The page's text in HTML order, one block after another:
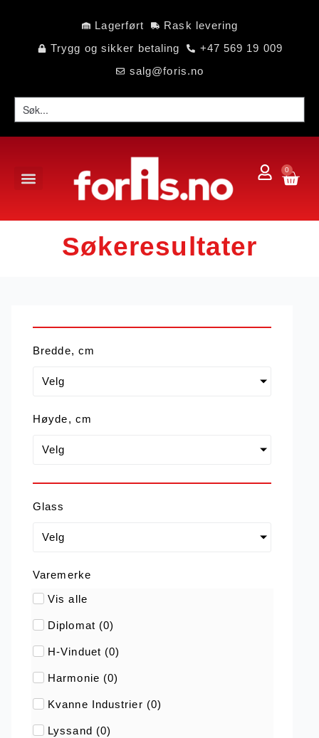
Lagerført
Rask levering
Trygg og sikker betaling
+47 569 19 009
salg@foris.no
0
Søkeresultater
Bredde, cm
Velg
Høyde, cm
Velg
Glass
Velg
Varemerke
Vis alle
Diplomat (0)
H-Vinduet (0)
Harmonie (0)
Kvanne Industrier (0)
Lyssand (0)